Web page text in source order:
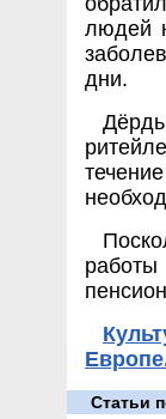
людей
дни.
Статьи